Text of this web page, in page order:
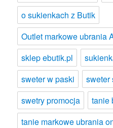
o sukienkach z Butik
Outlet markowe ubrania
sklep ebutik.pl
sweter w paski
sweter
swetry promocja
tanie
tanie markowe ubrania